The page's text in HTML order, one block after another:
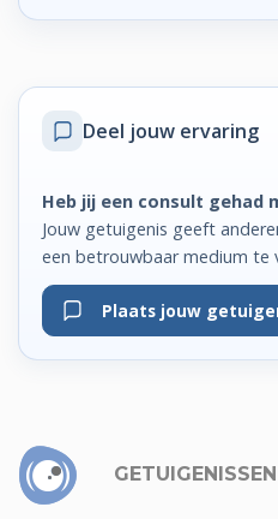
Deel jouw ervaring
Heb jij een consult gehad
Jouw getuigenis geeft
een betrouwbaar medium te
Plaats jouw
GETUIGENISSEN